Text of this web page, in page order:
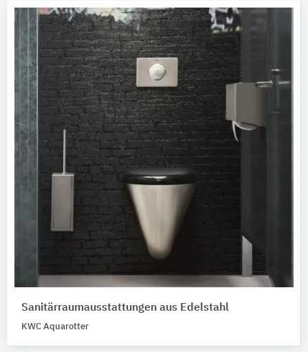
Sanitärraumausstattungen aus Edelstahl
KWC Aquarotter